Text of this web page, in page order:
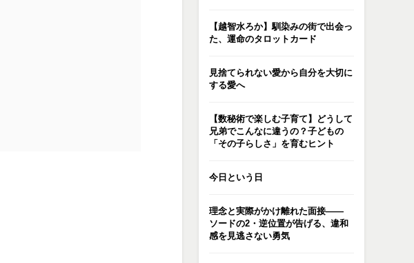
【越智水ろか】馴染みの街で出会っ
た、運命のタロットカード
見捨てられない愛から自分を大切に
する愛へ
【数秘術で楽しむ子育て】どうして
兄弟でこんなに違うの？子どもの
「その子らしさ」を育むヒント
今日という日
理念と実際がかけ離れた面接――
ソードの2・逆位置が告げる、違和
感を見逃さない勇気